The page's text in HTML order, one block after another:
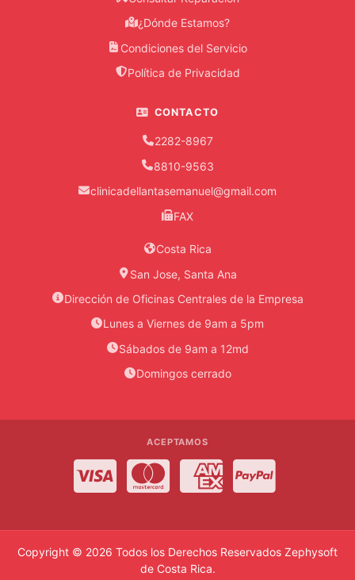
¿Dónde Estamos?
Condiciones del Servicio
Política de Privacidad
CONTACTO
2282-8967
8810-9563
clinicadellantasemanuel@gmail.com
FAX
Costa Rica
San Jose, Santa Ana
Dirección de Oficinas Centrales de la Empresa
Lunes a Viernes de 9am a 5pm
Sábados de 9am a 12md
Domingos cerrado
ACEPTAMOS
Visa MasterCardAmerican Express
Copyright © 2026 Todos los Derechos Reservados Zephysoft
de Costa Rica.